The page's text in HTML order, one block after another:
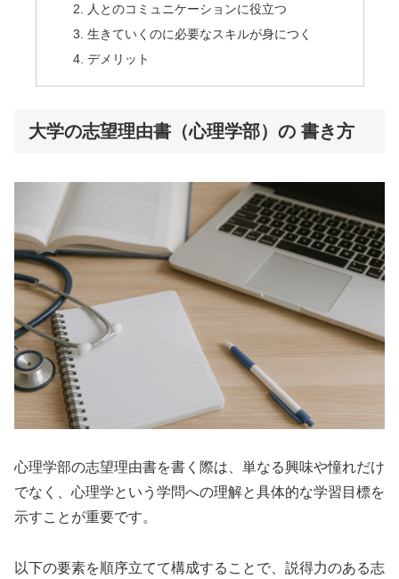
人とのコミュニケーションに役立つ
生きていくのに必要なスキルが身につく
デメリット
大学の志望理由書（心理学部）の 書き方
心理学部の志望理由書を書く際は、単なる興味や憧れだけ
でなく、心理学という学問への理解と具体的な学習目標を
示すことが重要です。
以下の要素を順序立てて構成することで、説得力のある志